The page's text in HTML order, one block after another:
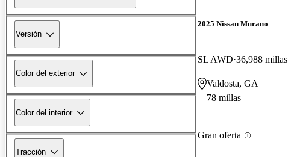
Versión
Color del exterior
Color del interior
Tracción
2025 Nissan Murano
SL AWD 36,988 millas
Valdosta, GA
78 millas
Gran oferta